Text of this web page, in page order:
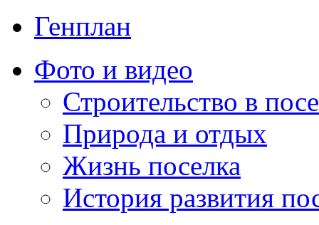
Генплан
Фото и видео
Строительство в
Природа и отдых
Жизнь поселка
История развития